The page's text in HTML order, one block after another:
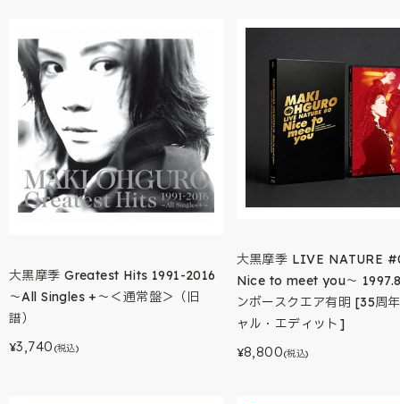
大黒摩季 Greatest Hits 1991-2016
～All Singles +～＜通常盤＞（旧
譜）
¥3,740 (税込)
大黒摩季 LIVE NATURE
Nice to meet you～
ンボースクエア有明 [35周
ャル・エディット]
¥8,800(税込)